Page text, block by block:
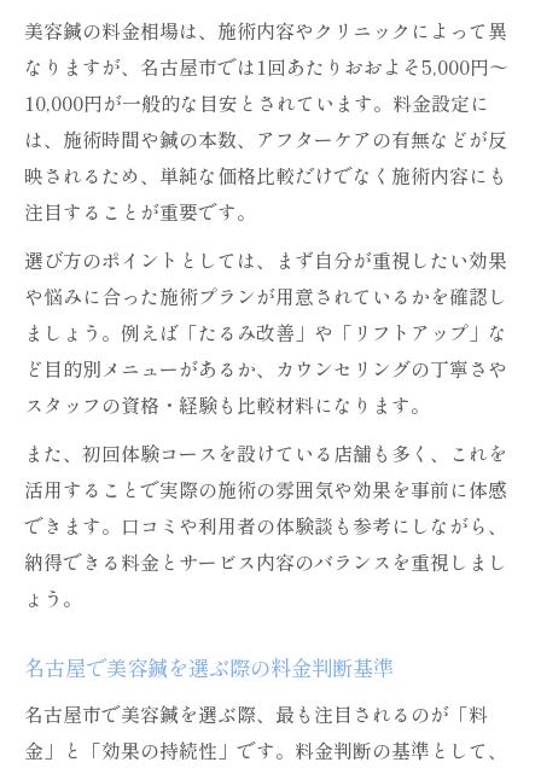
美容鍼の料金相場は、施術内容やクリニックによって異
なりますが、名古屋市では1回あたりおおよそ5,000円〜
10,000円が一般的な目安とされています。料金設定に
は、施術時間や鍼の本数、アフターケアの有無などが反
映されるため、単純な価格比較だけでなく施術内容にも
注目することが重要です。
選び方のポイントとしては、まず自分が重視したい効果
や悩みに合った施術プランが用意されているかを確認し
ましょう。例えば「たるみ改善」や「リフトアップ」な
ど目的別メニューがあるか、カウンセリングの丁寧さや
スタッフの資格・経験も比較材料になります。
また、初回体験コースを設けている店舗も多く、これを
活用することで実際の施術の雰囲気や効果を事前に体感
できます。口コミや利用者の体験談も参考にしながら、
納得できる料金とサービス内容のバランスを重視しまし
ょう。
名古屋で美容鍼を選ぶ際の料金判断基準
名古屋市で美容鍼を選ぶ際、最も注目されるのが「料
金」と「効果の持続性」です。料金判断の基準として、